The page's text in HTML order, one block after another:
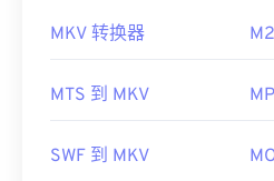
如何打开 MKV 文件
该播放器兼容所有操作系统
可能不支持它。
MKV 转换器
MTS 到 MKV
SWF 到 MKV